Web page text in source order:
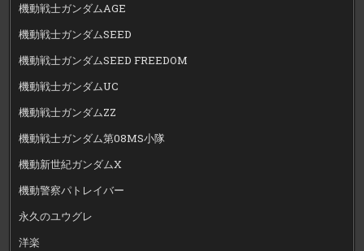
機動戦士ガンダムAGE
機動戦士ガンダムSEED
機動戦士ガンダムSEED FREEDOM
機動戦士ガンダムUC
機動戦士ガンダムZZ
機動戦士ガンダム第08MS小隊
機動新世紀ガンダムX
機動警察パトレイバー
永久のユウグレ
洋楽